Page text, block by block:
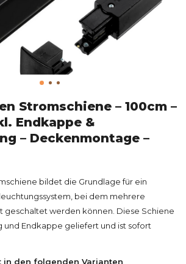
Stromschiene – 100cm –
Endkappe &
– Deckenmontage –
bildet die Grundlage für ein
bei dem mehrere
geschaltet werden können. Diese Schiene
und Endkappe geliefert und ist sofort
in den folgenden Varianten